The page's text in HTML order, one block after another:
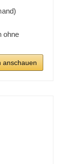
ohne
anschauen